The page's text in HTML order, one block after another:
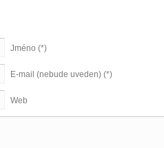
Jméno (*)
E-mail (nebude uveden) (*)
Web